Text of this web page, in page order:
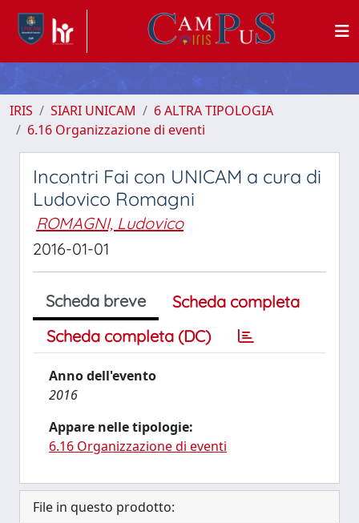
IRIS SIARI UNICAM
6 ALTRA TIPOLOGIA
6.16 Organizzazione di eventi
Incontri Fai con UNICAM a cura di
Ludovico Romagni
ROMAGNI, Ludovico
2016-01-01
Scheda breve
Scheda completa
Scheda completa (DC)
Anno dell'evento
2016
Appare nelle tipologie:
6.16 Organizzazione di eventi
File in questo prodotto: